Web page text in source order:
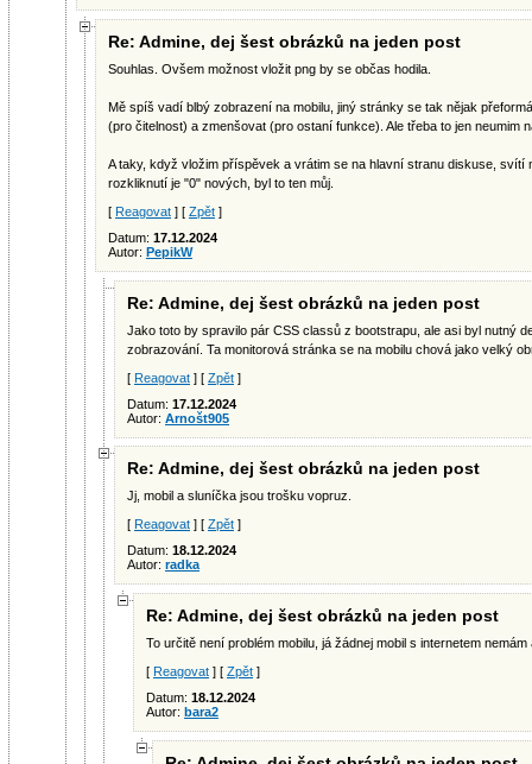
Re: Admine, dej šest obrázků na jeden post
Souhlas. Ovšem možnost vložit png by se občas hodila.
Mě spíš vadí blbý zobrazení na mobilu, jiný stránky se tak nějak
(pro čitelnost) a zmenšovat (pro ostaní funkce). Ale třeba to jen neumim
A taky, když vložim příspěvek a vrátim se na hlavní stranu diskuse, svítí
rozkliknutí je "0" nových, byl to ten můj.
[ Reagovat ] [ Zpět ]
Datum: 17.12.2024
Autor: PepikW
Re: Admine, dej šest obrázků na jeden post
Jako toto by spravilo pár CSS classů z bootstrapu, ale asi byl nutný
zobrazování. Ta monitorová stránka se na mobilu chová jako velký
[ Reagovat ] [ Zpět ]
Datum: 17.12.2024
Autor: Arnošt905
Re: Admine, dej šest obrázků na jeden post
Jj, mobil a sluníčka jsou trošku vopruz.
[ Reagovat ] [ Zpět ]
Datum: 18.12.2024
Autor: radka
Re: Admine, dej šest obrázků na jeden post
To určitě není problém mobilu, já žádnej mobil s internetem
[ Reagovat ] [ Zpět ]
Datum: 18.12.2024
Autor: bara2